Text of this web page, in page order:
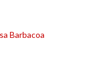
Barbacoa